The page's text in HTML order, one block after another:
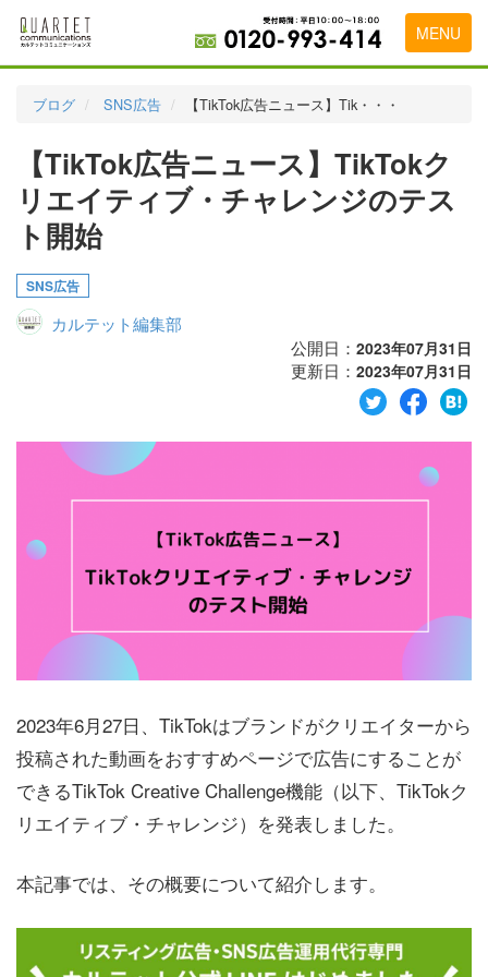
MENU
実績・お客様の声
初めて導入をお考えの方
広告代理店・HP制作会社様へ
お問い合わせ
ブログ SNS広告 【TikTok広告ニュース】Tik・・・
【TikTok広告ニュース】TikTokク
リエイティブ・チャレンジのテス
ト開始
SNS広告
カルテット編集部
公開日： 2023年07月31日
更新日： 2023年07月31日
2023年6月27日、TikTokはブランドがクリエイターから
投稿された動画をおすすめページで広告にすることが
できるTikTok Creative Challenge機能（以下、TikTokク
リエイティブ・チャレンジ）を発表しました。
本記事では、その概要について紹介します。